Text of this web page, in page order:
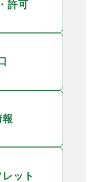
許可
ット